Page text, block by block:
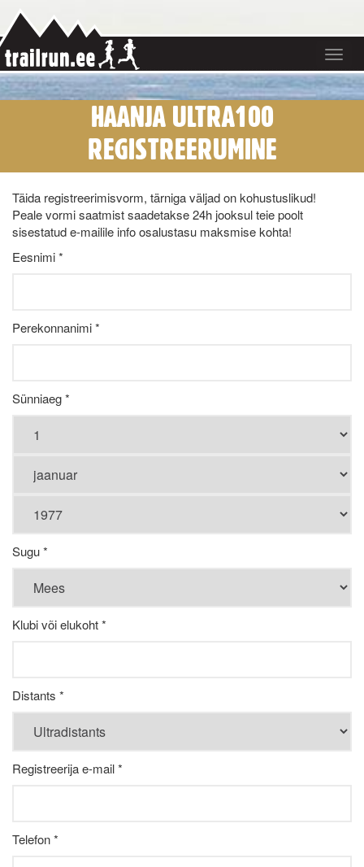
Toggle
HAANJA ULTRA100
REGISTREERUMINE
Täida registreerimisvorm, tärniga väljad on kohustuslikud!
Peale vormi saatmist saadetakse 24h jooksul teie poolt
sisestatud e-mailile info osalustasu maksmise kohta!
Eesnimi *
Perekonnanimi *
Sünniaeg *
Sugu *
Klubi või elukoht *
Distants *
Registreerija e-mail *
Telefon *